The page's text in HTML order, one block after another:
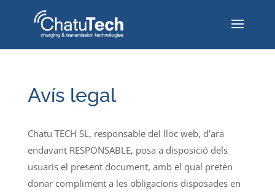
Avís legal
Chatu TECH SL, responsable del lloc web, d’ara
endavant RESPONSABLE, posa a disposició dels
usuaris el present document, amb el qual pretén
donar compliment a les obligacions disposades en